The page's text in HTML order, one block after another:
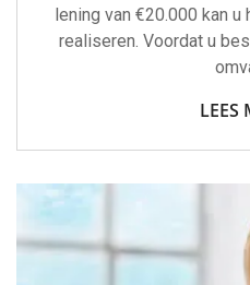
lening van €20.000 kan u
realiseren. Voordat u
LEES